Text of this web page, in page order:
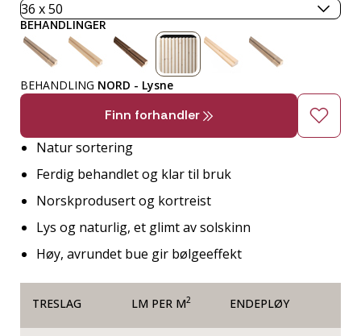
BEHANDLINGER
BEHANDLING NORD - Lysne
Finn forhandler
Natur sortering
Ferdig behandlet og klar til bruk
Norskprodusert og kortreist
Lys og naturlig, et glimt av solskinn
Høy, avrundet bue gir bølgeeffekt
TRESLAG LM PER M2 ENDEPLØY